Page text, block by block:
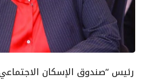
رئيس “صندوق الإسكان